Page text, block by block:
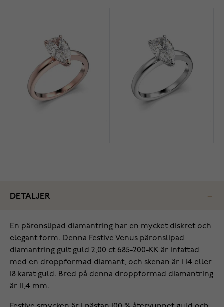
DETALJER
‌En päronslipad diamantring har en mycket diskret och
elegant form. Denna Festive Venus päronslipad
diamantring gult guld 2,00 ct 685-200-KK är infattad
med en droppformad diamant, och skenan är i 14 eller
18 karat guld. Bred på denna droppformad diamantring
är 11,4 mm.